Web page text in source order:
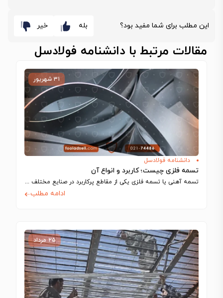
این مطلب برای شما مفید بود؟ بله خیر
مقالات مرتبط با دانشنامه فولادسل
۳۱ شهریور
دانشنامه فولادسل
تسمه فلزی چیست؛ کاربرد و انواع آن
تسمه آهنی یا تسمه فلزی یکی از مقاطع پرکاربرد در صنایع مختلف مانند ساخت…
ادامه مطلب
۲۵ مرداد